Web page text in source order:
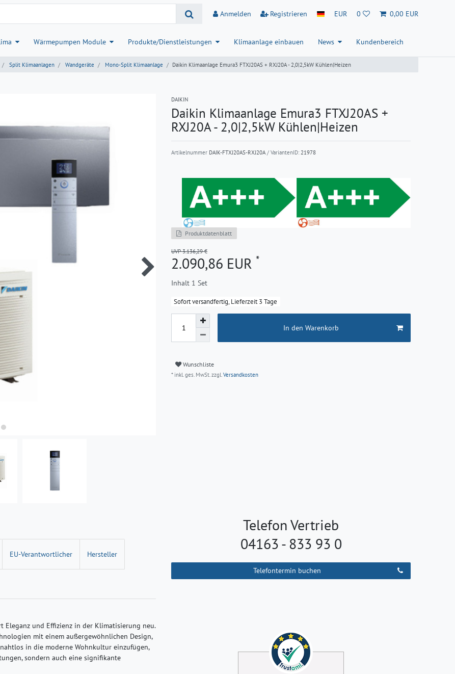
Anmelden Registrieren EUR 0 0,00 EUR
Wärmepumpen Module Produkte/Dienstleistungen Klimaanlage einbauen News Kundenbereich
Split Klimaanlagen Wandgeräte Mono-Split Klimaanlage Daikin Klimaanlage Emura3 FTXJ20AS + RXJ20A - 2,0|2,5kW Kühlen|Heizen
DAIKIN
Daikin Klimaanlage Emura3 FTXJ20AS +
RXJ20A - 2,0|2,5kW Kühlen|Heizen
Artikelnummer DAIK-FTXJ20AS-RXJ20A/ VariantenID: 21978
Produktdatenblatt
UVP 3.136,29 €
2.090,86 EUR *
Inhalt 1 Set
Sofort versandfertig, Lieferzeit 3 Tage
In den Warenkorb
Wunschliste
* inkl. ges. MwSt. zzgl.Versandkosten
EU-Verantwortlicher Hersteller
Eleganz und Effizienz in der Klimatisierung neu.
mit einem außergewöhnlichen Design,
in die moderne Wohnkultur einzufügen,
sondern auch eine signifikante
Telefon Vertrieb
04163 - 833 93 0
Telefontermin buchen